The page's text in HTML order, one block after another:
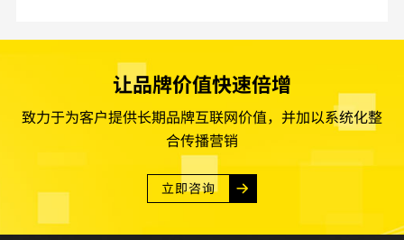
让品牌价值快速倍增
致力于为客户提供长期品牌互联网价值，并加以系统化整
合传播营销
立即咨询